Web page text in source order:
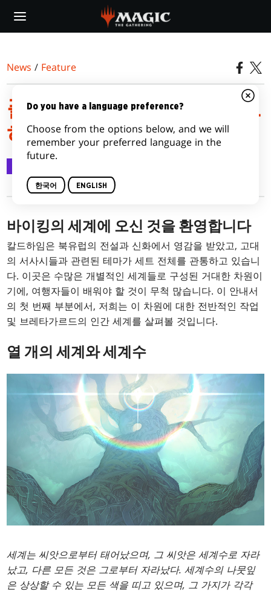
main
News / Feature
플레인즈워커를 위한 칼드
하임 가이드, 파트 1
바이킹의 세계에 오신 것을 환영합니다
칼드하임은 북유럽의 전설과 신화에서 영감을 받았고, 고대
의 서사시들과 관련된 테마가 세트 전체를 관통하고 있습니
다. 이곳은 수많은 개별적인 세계들로 구성된 거대한 차원이
기에, 여행자들이 배워야 할 것이 무척 많습니다. 이 안내서
의 첫 번째 부분에서, 저희는 이 차원에 대한 전반적인 작업
및 브레타가르드의 인간 세계를 살펴볼 것입니다.
열 개의 세계와 세계수
세계는 씨앗으로부터 태어났으며, 그 씨앗은 세계수로 자라
났고, 다른 모든 것은 그로부터 자라났다. 세계수의 나뭇잎
은 상상할 수 있는 모든 색을 띠고 있으며, 그 가지가 각각
Do you have a language preference?
Choose from the options below, and we will
remember your preferred language in the
future.
한국어 ENGLISH